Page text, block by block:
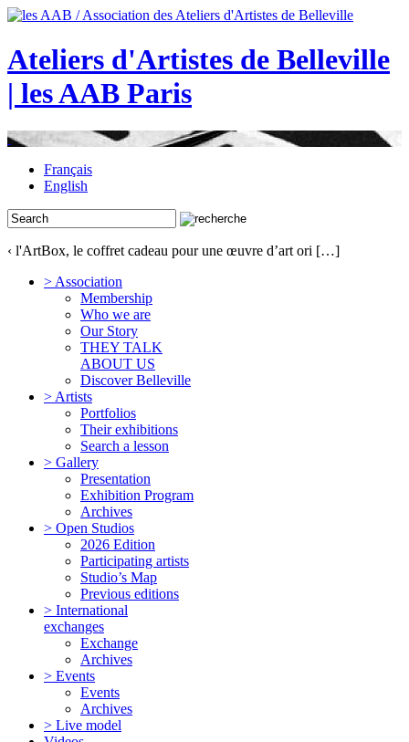
Ateliers d'Artistes de Belleville
| les AAB Paris
Français
English
‹ l'ArtBox, le coffret cadeau pour une œuvre d’art ori […]
> Association
Membership
Who we are
Our Story
THEY TALK
ABOUT US
Discover Belleville
> Artists
Portfolios
Their exhibitions
Search a lesson
> Gallery
Presentation
Exhibition Program
Archives
> Open Studios
2026 Edition
Participating artists
Studio’s Map
Previous editions
> International
exchanges
Exchange
Archives
> Events
Events
Archives
> Live model